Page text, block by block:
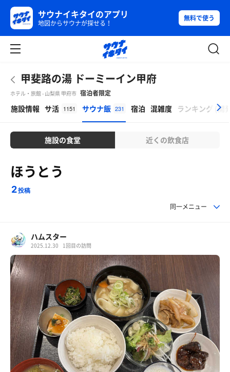
サウナイキタイのアプリ
地図からサウナが探せる！
無料で使う
甲斐路の湯 ドーミーイン甲府
ホテル・旅館 - 山梨県 甲府市 宿泊者限定
施設情報 サ活 1151 サウナ飯 231 宿泊 混雑度 ランキング (開
施設の食堂 近くの飲食店
ほうとう
2投稿
同一メニュー
ハムスター
2025.12.30 1回目の訪問